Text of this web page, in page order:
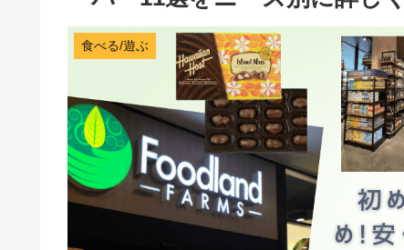
食べる/遊ぶ